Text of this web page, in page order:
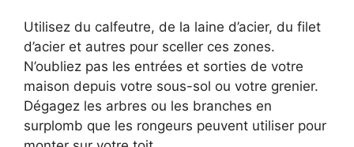
Utilisez du calfeutre, de la laine d’acier, du filet
d’acier et autres pour sceller ces zones.
N’oubliez pas les entrées et sorties de votre
maison depuis votre sous-sol ou votre grenier.
Dégagez les arbres ou les branches en
surplomb que les rongeurs peuvent utiliser pour